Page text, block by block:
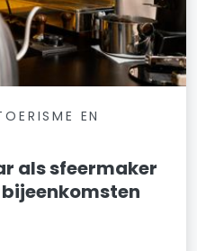
EN
als sfeermaker